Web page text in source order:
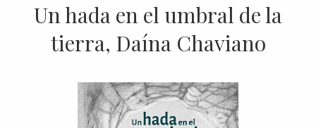
Un hada en el umbral de la
tierra, Daína Chaviano